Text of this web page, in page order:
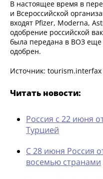
В настоящее время в
и Всероссийской
входят Pfizer, Moderna,
одобрение российской
была передана в ВОЗ
одобрен.
Источник: tourism.interfax
Читать новости:
Россия с 22 июня
Турцией
С 28 июня Россия
восемью странами